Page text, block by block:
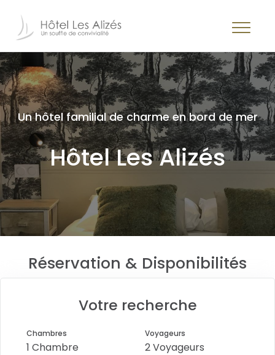
Un hôtel familial de charme en bord de mer
Hôtel Les Alizés
Réservation & Disponibilités
Votre recherche
Chambres
1 Chambre
Voyageurs
2 Voyageurs